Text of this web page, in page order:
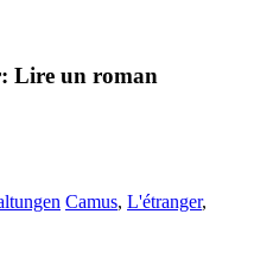
Lire un roman
Camus, L'étranger,